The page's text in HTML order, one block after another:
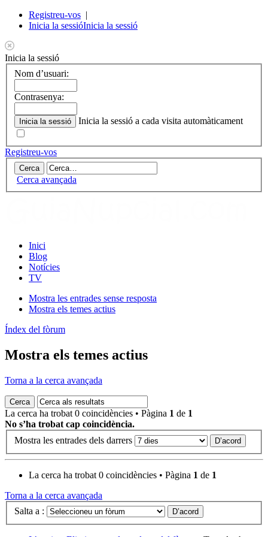
Registreu-vos |
Inicia la sessióInicia la sessió
Inicia la sessió
Nom d’usuari:
Contrasenya:
Inicia la sessió a cada visita automàticament
Registreu-vos
Cerca avançada
Inici
Blog
Notícies
TV
Mostra les entrades sense resposta
Mostra els temes actius
Índex del fòrum
Mostra els temes actius
Torna a la cerca avançada
La cerca ha trobat 0 coincidències • Pàgina 1 de 1
No s’ha trobat cap coincidència.
Mostra les entrades dels darrers
La cerca ha trobat 0 coincidències • Pàgina 1 de 1
Torna a la cerca avançada
Salta a :